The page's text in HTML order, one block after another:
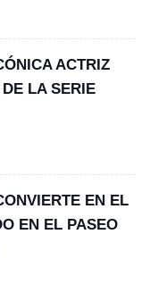
ACTRIZ
LA SERIE
EN EL
EN EL PASEO